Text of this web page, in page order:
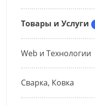
Товары и Услуги
Web и Технологии
Сварка, Ковка